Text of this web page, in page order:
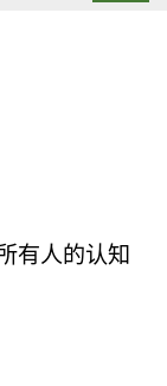
有人的认知